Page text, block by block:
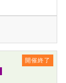
開催終了